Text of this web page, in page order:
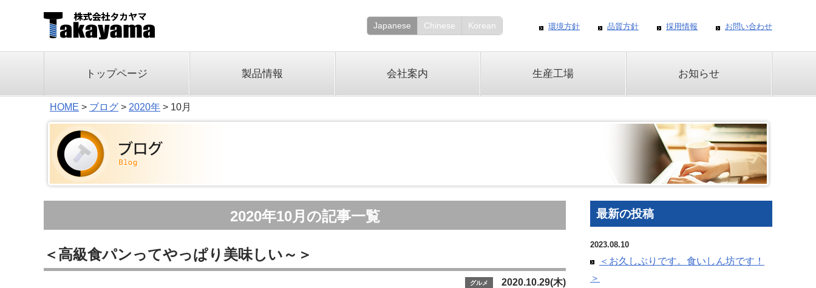
環境方針 品質方針 採用情報 お問い合わせ
Japanese Chinese Korean
トップページ 製品情報 会社案内 生産工場 お知らせ
HOME > ブログ > 2020年 > 10月
2020年10月の記事一覧
＜高級食パンってやっぱり美味しい～＞
グルメ 2020.10.29(木)
最新の投稿
2023.08.10
＜お久しぶりです。食いしん坊です！
＞